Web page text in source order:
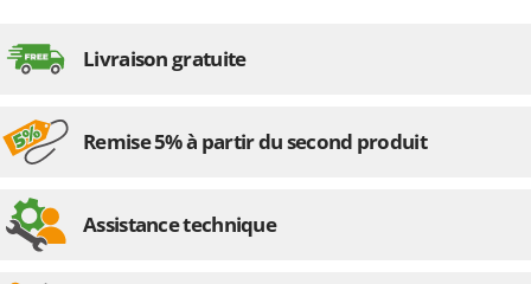
Électropompes pour la maison et le jardin
Enfouisseurs de pierres
Enrouleurs de filets pour olives
Épépineuses
Castelgarden
Ceccato Olindo
Clementi
Livraison gratuite
Remise 5% à partir du second produit
Assistance technique